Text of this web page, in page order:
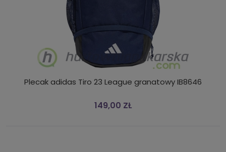
Plecak adidas Tiro 23 League granatowy IB8646
149,00 ZŁ